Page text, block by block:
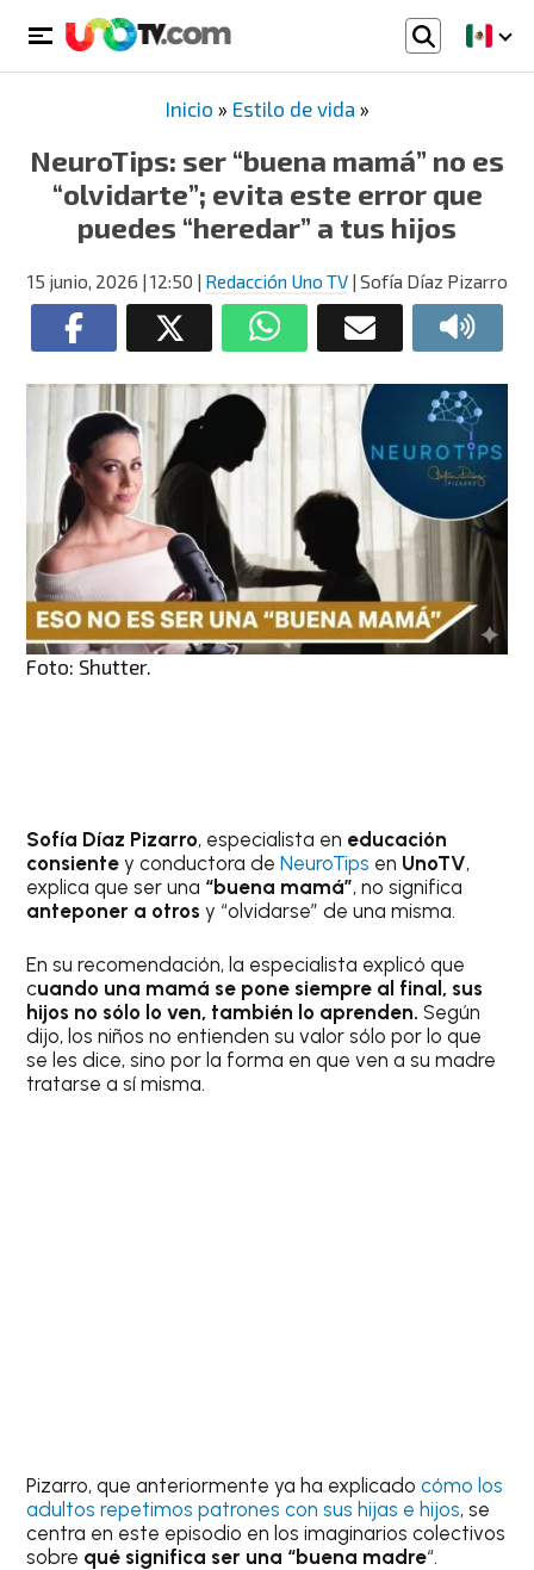
Inicio » Estilo de vida »
NeuroTips: ser “buena mamá” no es
“olvidarte”; evita este error que
puedes “heredar” a tus hijos
15 junio, 2026 | 12:50 | Redacción Uno TV| Sofía Díaz Pizarro
Foto: Shutter.
Sofía Díaz Pizarro, especialista en educación
consiente y conductora deNeuroTips en UnoTV,
explica que ser una “buena mamá”, no significa
anteponer a otros y “olvidarse” de una misma.
En su recomendación, la especialista explicó que
cuando una mamá se pone siempre al final, sus
hijos no sólo lo ven, también lo aprenden.Según
dijo, los niños no entienden su valor sólo por lo que
se les dice, sino por la forma en que ven a su madre
tratarse a sí misma.
Pizarro, que anteriormente ya ha explicadocómo los
adultos repetimos patrones con sus hijas e hijos, se
centra en este episodio en los imaginarios colectivos
sobre qué significa ser una “buena madre“.